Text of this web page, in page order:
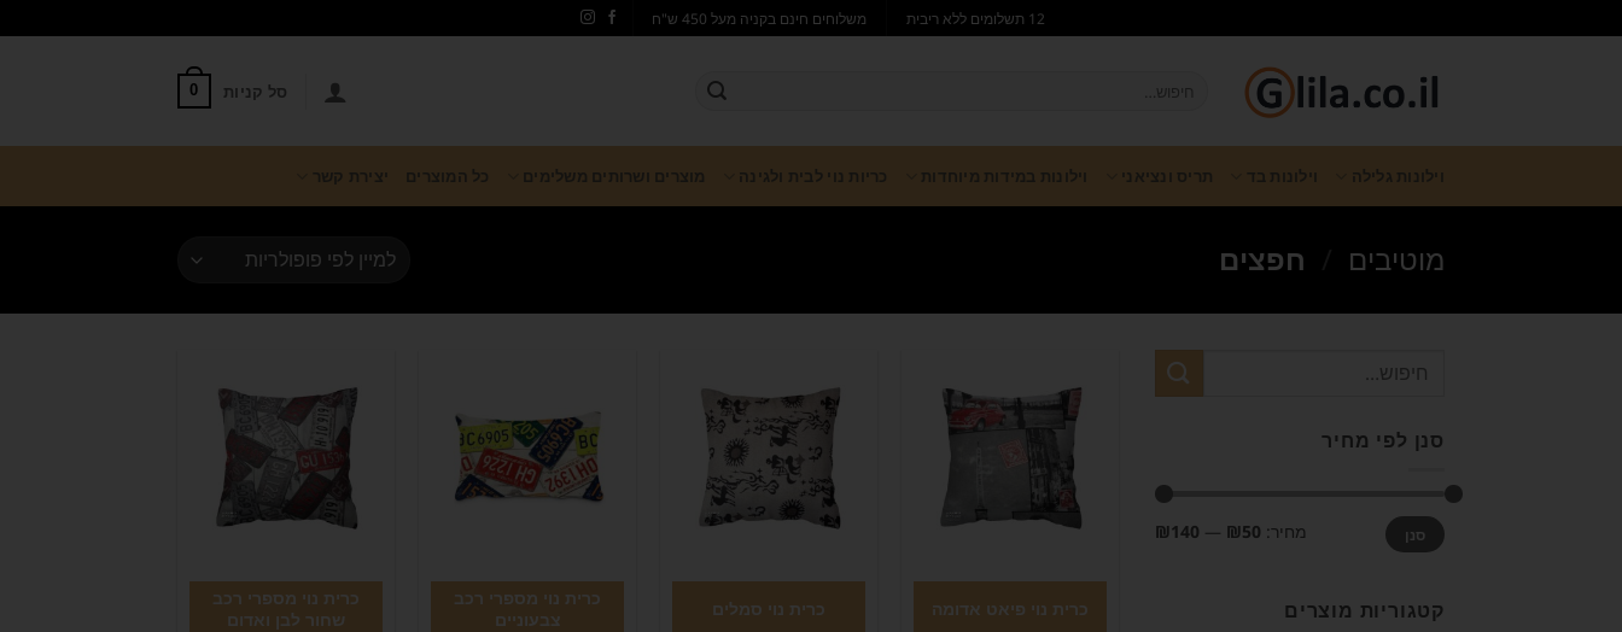
12 תשלומים ללא ריבית משלוחים חינם בקניה מעל 450 ש"ח
סל קניות 0
וילונות גלילה וילונות בד תריס ונציאני וילונות במידות מיוחדות כריות נוי לבית ולגינה מוצרים ושרותים משלימים כל המוצרים יצירת קשר
מוטיבים חפצים
סנן לפי מחיר
סנן מחיר: ₪50
—
₪140
קטגוריות מוצרים
כרית נוי פיאט אדומה
כרית נוי סמלים
כרית נוי מספרי רכב
צבעוניים
כרית נוי מספרי רכב
שחור לבן ואדום